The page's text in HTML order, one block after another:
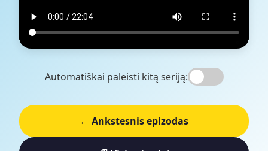
Automatiškai paleisti kitą seriją:
← Ankstesnis epizodas